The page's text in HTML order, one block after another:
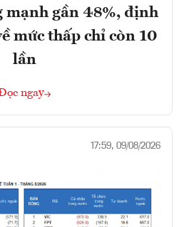
mạnh gần 48%, định
mức thấp chỉ còn 10
lần
ngay
17:59, 09/08/2026